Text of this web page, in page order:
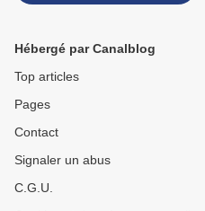
Hébergé par Canalblog
Top articles
Pages
Contact
Signaler un abus
C.G.U.